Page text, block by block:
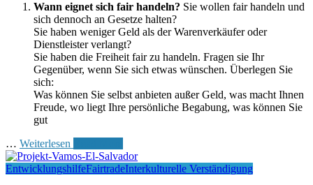
Wann eignet sich fair handeln? Sie wollen fair handeln und
sich dennoch an Gesetze halten?
Sie haben weniger Geld als der Warenverkäufer oder
Dienstleister verlangt?
Sie haben die Freiheit fair zu handeln. Fragen sie Ihr
Gegenüber, wenn Sie sich etwas wünschen. Überlegen Sie
sich:
Was können Sie selbst anbieten außer Geld, was macht Ihnen
Freude, wo liegt Ihre persönliche Begabung, was können Sie
gut
… Weiterlesen
EntwicklungshilfeFairtradeInterkulturelle Verständigung